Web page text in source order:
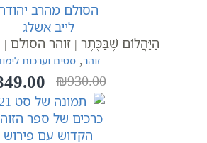
הַיַּהֲלוֹם שֶׁבַּכֶּתֶר | זוהר הסולם | 21 כר' | גדול
זוהר,סטים וערכות
₪930.00
המחיר
המקורי
היה:
₪930.00.
המחיר
הנוכחי
הוא:
₪849.00.